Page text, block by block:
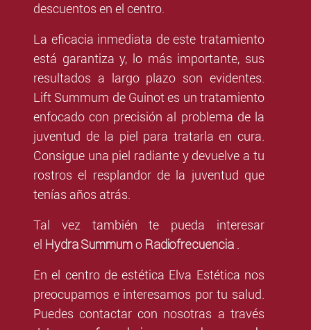
descuentos en el centro.
La eficacia inmediata de este tratamiento
está garantiza y, lo más importante, sus
resultados a largo plazo son evidentes.
Lift Summum de Guinot es un tratamiento
enfocado con precisión al problema de la
juventud de la piel para tratarla en cura.
Consigue una piel radiante y devuelve a tu
rostros el resplandor de la juventud que
tenías años atrás.
Tal vez también te pueda interesar
el Hydra Summumo Radiofrecuencia
En el centro de estética Elva Estética nos
preocupamos e interesamos por tu salud.
Puedes contactar con nosotras a través